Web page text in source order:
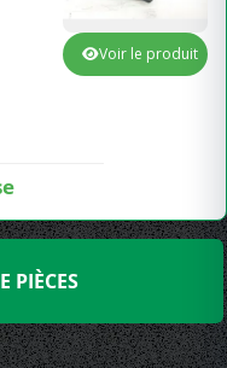
Voir le produit
PIÈCES